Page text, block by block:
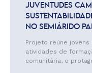
JUVENTUDES
NO SEMIÁRIDO
Projeto reúne
atividades de
comunitária, o